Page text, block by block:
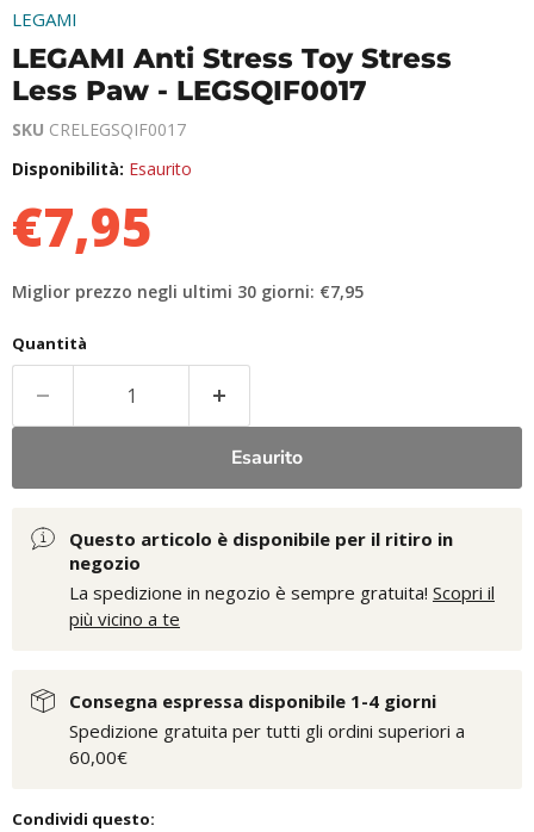
LEGAMI
LEGAMI Anti Stress Toy Stress
Less Paw - LEGSQIF0017
SKU CRELEGSQIF0017
Disponibilità: Esaurito
€7,95
Miglior prezzo negli ultimi 30 giorni: €7,95
Quantità
Esaurito
Questo articolo è disponibile per il ritiro in
negozio
La spedizione in negozio è sempre gratuita! Scopri il
più vicino a te
Consegna espressa disponibile 1-4 giorni
Spedizione gratuita per tutti gli ordini superiori a
60,00€
Condividi questo: